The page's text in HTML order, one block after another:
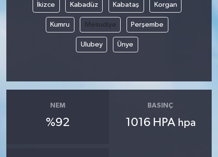
İkizce Kabadüz Kabataş Korgan
Kumru Mesudiye Perşembe
Ulubey Ünye
NEM
%92
BASINÇ
1016 HPA hpa
TEKNOLOJİ
YAŞAM
KÜLTÜR SANAT